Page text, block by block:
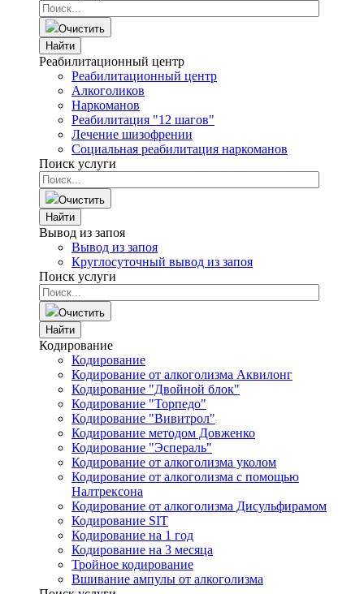
Очистить
Найти
Реабилитационный центр
Реабилитационный центр
Алкоголиков
Наркоманов
Реабилитация "12 шагов"
Лечение шизофрении
Социальная реабилитация наркоманов
Поиск услуги
Очистить
Найти
Вывод из запоя
Вывод из запоя
Круглосуточный вывод из запоя
Поиск услуги
Очистить
Найти
Кодирование
Кодирование
Кодирование от алкоголизма Аквилонг
Кодирование "Двойной блок"
Кодирование "Торпедо"
Кодирование "Вивитрол"
Кодирование методом Довженко
Кодирование "Эспераль"
Кодирование от алкоголизма уколом
Кодирование от алкоголизма с помощью
Налтрексона
Кодирование от алкоголизма Дисульфирамом
Кодирование SIT
Кодирование на 1 год
Кодирование на 3 месяца
Тройное кодирование
Вшивание ампулы от алкоголизма